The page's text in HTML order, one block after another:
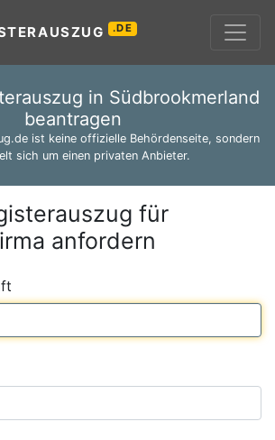
.DE
in Südbrookmerland
beantragen
ist keine offizielle Behördenseite, sondern
sich um einen privaten Anbieter.
für
anfordern